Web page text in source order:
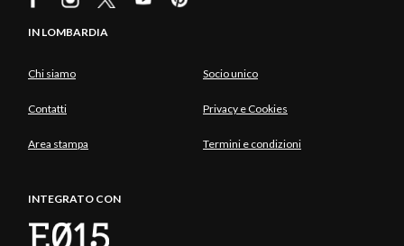
IN LOMBARDIA
Chi siamo Socio unico
Contatti Privacy e Cookies
Area stampa Termini e condizioni
INTEGRATO CON